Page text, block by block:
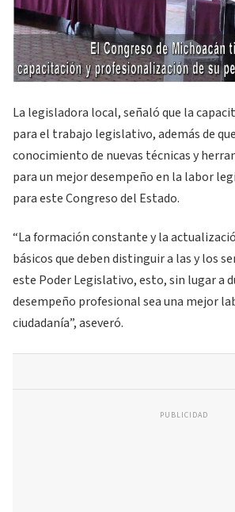
La legisladora local, señaló que la
para el trabajo legislativo, además de
conocimiento de nuevas técnicas y
para un mejor desempeño en la labor
para este Congreso del Estado.
“La formación constante y la
básicos que deben distinguir a las y los
este Poder Legislativo, esto, sin lugar a
desempeño profesional sea una mejor
ciudadanía”, aseveró.
PUBLICIDAD